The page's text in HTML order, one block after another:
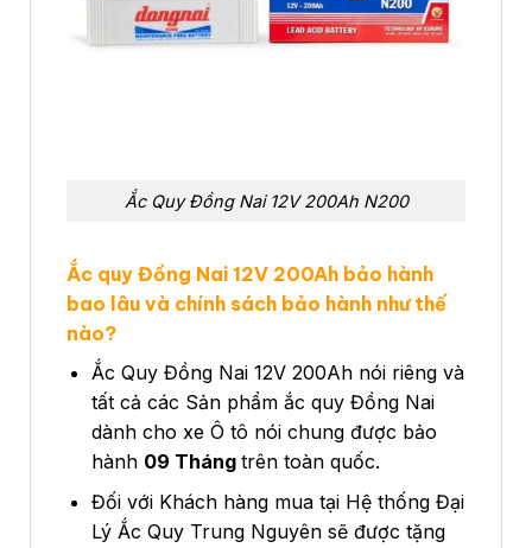
Ắc Quy Đồng Nai 12V 200Ah N200
Ắc quy Đồng Nai 12V 200Ah bảo hành
bao lâu và chính sách bảo hành như thế
nào?
Ắc Quy Đồng Nai 12V 200Ah nói riêng và
tất cả các Sản phẩm ắc quy Đồng Nai
dành cho xe Ô tô nói chung được bảo
hành 09 Tháng trên toàn quốc.
Đối với Khách hàng mua tại Hệ thống Đại
Lý Ắc Quy Trung Nguyên sẽ được tặng